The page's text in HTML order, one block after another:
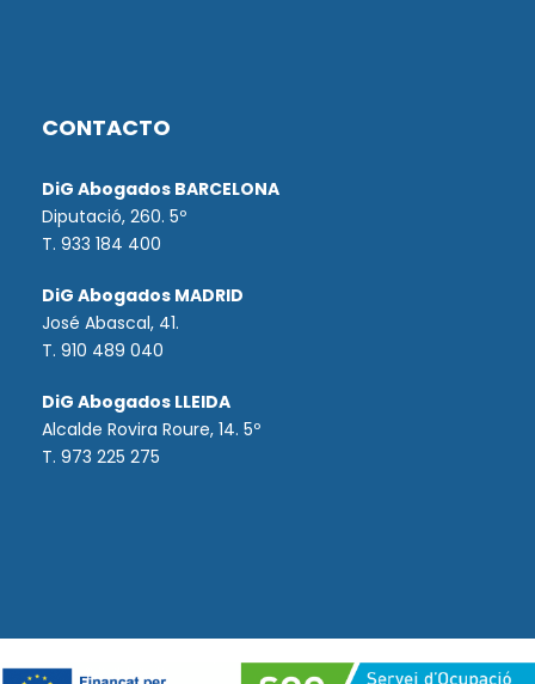
CONTACTO
DiG Abogados BARCELONA
Diputació, 260. 5º
T. 933 184 400
DiG Abogados MADRID
José Abascal, 41.
T. 910 489 040
DiG Abogados LLEIDA
Alcalde Rovira Roure, 14. 5º
T. 973 225 275